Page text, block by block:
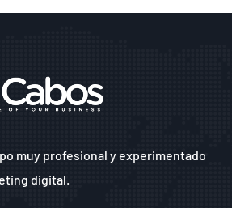
muy profesional y experimentado
digital.